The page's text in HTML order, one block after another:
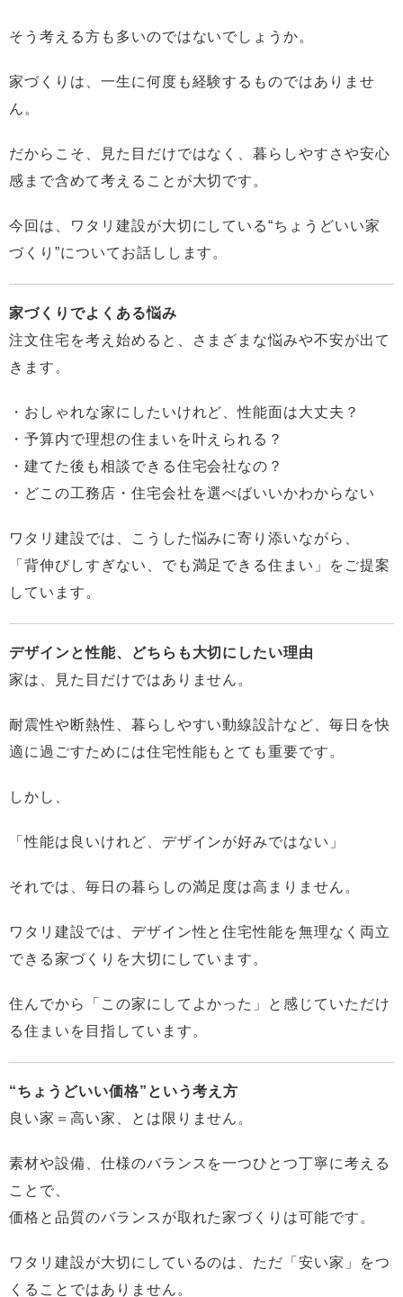
そう考える方も多いのではないでしょうか。
家づくりは、一生に何度も経験するものではありませ
ん。
だからこそ、見た目だけではなく、暮らしやすさや安心
感まで含めて考えることが大切です。
今回は、ワタリ建設が大切にしている“ちょうどいい家
づくり”についてお話しします。
家づくりでよくある悩み
注文住宅を考え始めると、さまざまな悩みや不安が出て
きます。
・おしゃれな家にしたいけれど、性能面は大丈夫？
・予算内で理想の住まいを叶えられる？
・建てた後も相談できる住宅会社なの？
・どこの工務店・住宅会社を選べばいいかわからない
ワタリ建設では、こうした悩みに寄り添いながら、
「背伸びしすぎない、でも満足できる住まい」をご提案
しています。
デザインと性能、どちらも大切にしたい理由
家は、見た目だけではありません。
耐震性や断熱性、暮らしやすい動線設計など、毎日を快
適に過ごすためには住宅性能もとても重要です。
しかし、
「性能は良いけれど、デザインが好みではない」
それでは、毎日の暮らしの満足度は高まりません。
ワタリ建設では、デザイン性と住宅性能を無理なく両立
できる家づくりを大切にしています。
住んでから「この家にしてよかった」と感じていただけ
る住まいを目指しています。
“ちょうどいい価格”という考え方
良い家＝高い家、とは限りません。
素材や設備、仕様のバランスを一つひとつ丁寧に考える
ことで、
価格と品質のバランスが取れた家づくりは可能です。
ワタリ建設が大切にしているのは、ただ「安い家」をつ
くることではありません。